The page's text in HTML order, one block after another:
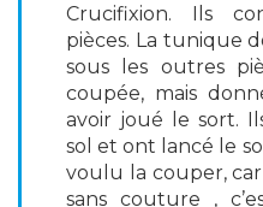
Crucifixion. Ils
pièces. La tunique
sous les outres
coupée, mais
avoir joué le sort.
sol et ont lancé le
voulu la couper,
sans couture ,